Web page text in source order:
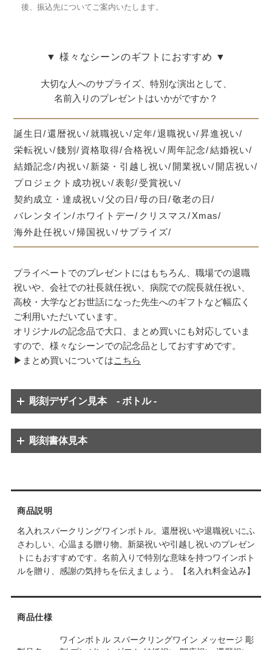
後、振込先についてご案内いたします。
▼ 様々なシーンのギフトにおすすめ ▼
大切な人へのサプライズ、特別な演出として、
名前入りのプレゼントはいかがですか？
誕生日 還暦祝い 就職祝い 定年 退職祝い 昇進祝い
栄転祝い 餞別 資格取得 合格祝い 周年記念 結婚祝い
結婚記念 内祝い 新築・引越し祝い 開業祝い 開店祝い
プロジェクト成功祝い 表彰 受賞祝い
契約成立・達成祝い 父の日 母の日 敬老の日
バレンタイン ホワイトデー クリスマス Xmas
海外赴任祝い 帰国祝い サプライズ
プライベートでのプレゼントにはもちろん、職場での退職
祝いや、会社での社長就任祝い、病院での院長就任祝い、
高校・大学などお世話になった先生へのギフトなど幅広く
ご利用いただいています。
オリジナルの記念品で大口、まとめ買いにも対応していま
すので、様々なシーンでの記念品としておすすめです。
▶まとめ買いについてはこちら
彫刻デザイン見本 - ボトル -
彫刻書体見本
商品説明
名入れスパークリングワインボトル。還暦祝いや退職祝いにふ
さわしい、心温まる贈り物。新築祝いや引越し祝いのプレゼン
トにもおすすめです。名前入りで特別な意味を持つワインボト
ルを贈り、感謝の気持ちを伝えましょう。【名入れ料金込み】
商品仕様
ワインボトル スパークリングワイン メッセージ 彫